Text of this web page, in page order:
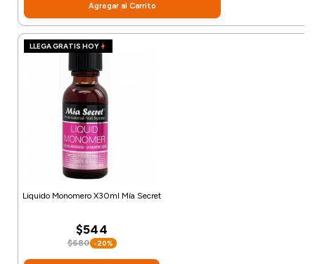
Agregar al Carrito
LLEGA GRATIS HOY
Liquido Monomero X30ml Mía Secret
$544
$680 -20%